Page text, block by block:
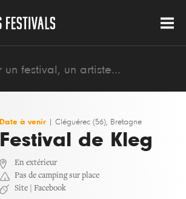
Date à venir Cléguérec (56), Bretagne
Festival de Kleg
En extérieur
Pas de camping sur place
Site
Facebook